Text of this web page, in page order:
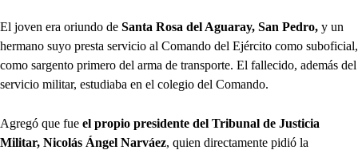
El joven era oriundo de Santa Rosa del Aguaray, San Pedro, y un
hermano suyo presta servicio al Comando del Ejército como suboficial,
como sargento primero del arma de transporte. El fallecido, además del
servicio militar, estudiaba en el colegio del Comando.
Agregó que fue el propio presidente del Tribunal de Justicia
Militar, Nicolás Ángel Narváez, quien directamente pidió la